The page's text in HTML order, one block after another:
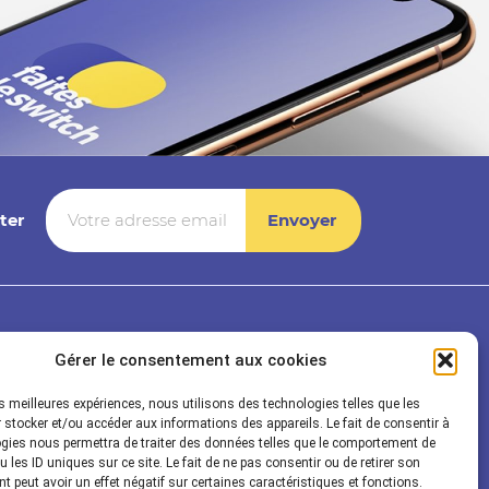
Gérer le consentement aux cookies
meilleures expériences, nous utilisons des technologies telles que les
stocker et/ou accéder aux informations des appareils. Le fait de consentir à
nous permettra de traiter des données telles que le comportement de
les ID uniques sur ce site. Le fait de ne pas consentir ou de retirer son
peut avoir un effet négatif sur certaines caractéristiques et fonctions.
Audit
Rayonnance
Solution technique
Cas Client
Actualités